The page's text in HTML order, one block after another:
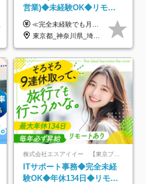
営業)◆未経験OK◆リモー
トあり◆残業月3h◆服装髪
型自由
≪完全未経験でも月給40万円以上も可能です！≫ -------------- 【1】ITエンジニア 月給26万円～50万円＋プロジェクト手当＋資格手当 【2】IT事務、営業事務 月給26万円～50万円＋プロジェクト手当＋資格手当 ≪【1】【2】共通≫ ★上記給与には固定残業代20時間分(月3万719円～)を含みます。残業が超過した場合は、追加支給します(残業は月平均3時間とほぼ発生しません。残業がなくても、固定残業代は支給されます) ★試用期間6ヵ月あり（期間中は月給23万1000円～。固定残業代20時間分3万719円～を含む／超過分は別途支給） -------------- 【3】SES営業、SaaS営業 月給30万円以上＋インセンティブ＋各種手当 ★上記給与には固定残業代45時間分(月7万6967円～)を含みます。残業が超過した場合は、追加支給します(残業は月平均3時間とほぼ発生しません。残業がなくても、固定残業代は支給されます) ★試用期間6ヵ月あり(期間中も給与や福利厚生は同じです)
東京都_神奈川県_埼玉県_千葉県_大阪府_愛知県_北海道_青森県_岩手県_宮城県_秋田県_山形県_福島県_茨城県_栃木県_群馬県_新潟県_山梨県_長野県_富山県_石川県_福井県_静岡県_岐阜県_三重県_兵庫県_京都府_滋賀県_奈良県_和歌山県_広島県_岡山県_鳥取県_島根県_山口県_徳島県_香川県_愛媛県_高知県_福岡県_熊本県_佐賀県_長崎県_大分県_宮崎県_鹿児島県_沖縄県
株式会社エスアイイー 【東京プロマーケット上場】
ITサポート事務◆完全未経
験OK◆年休134日◆リモー